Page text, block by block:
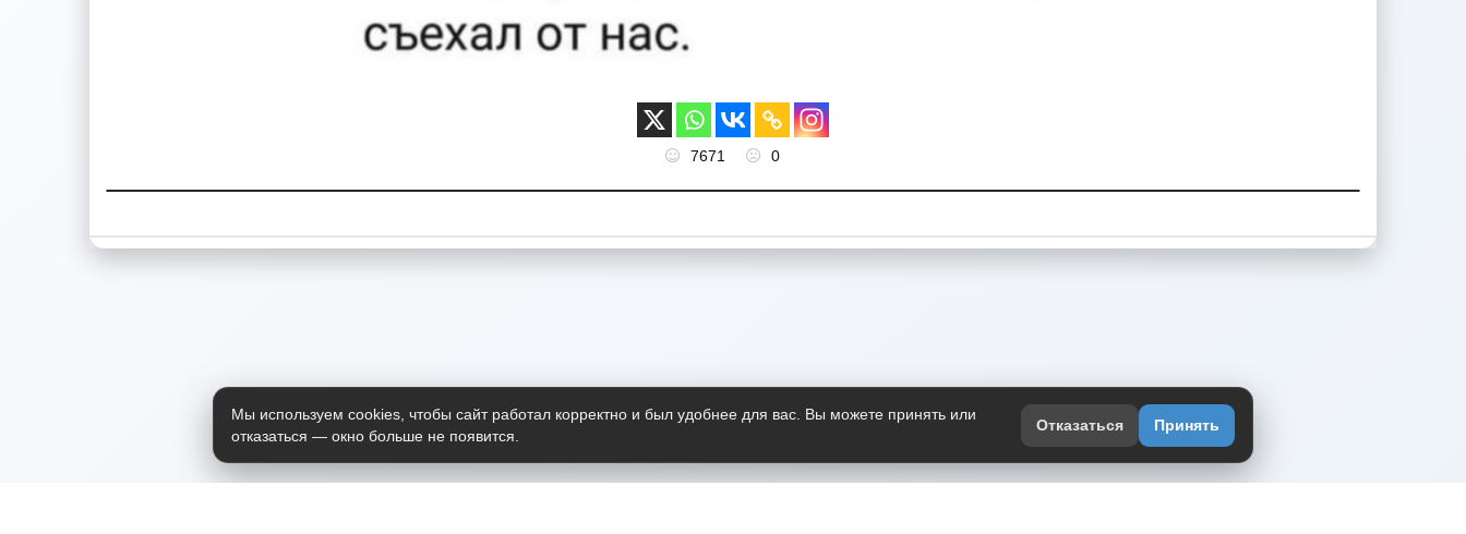
7671 0
Мы используем cookies, чтобы сайт работал корректно и был удобнее для вас. Вы можете принять или
отказаться — окно больше не появится.
Отказаться Принять